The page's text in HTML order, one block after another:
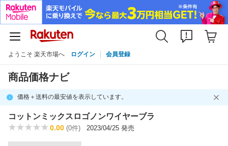
ようこそ 楽天市場へ ログイン 会員登録
商品価格ナビ
価格＋送料の最安値を表示しています。
コットンミックスロゴノンワイヤーブラ
0.00 (0件) 2023/04/25 発売